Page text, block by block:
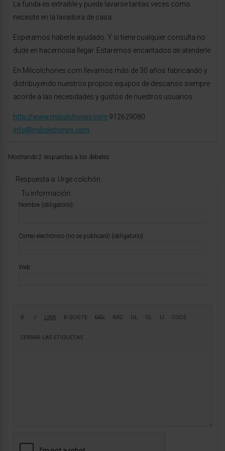
La funda es extraible y puede lavarse tantas veces como
necesite en la lavadora de casa.
Esperamos haberle ayudado. Y si tiene cualquier consulta no
dude en hacérnosla llegar. Estaremos encantados de atenderle.
En Milcolchones.com llevamos más de 30 años fabricando y
distribuyendo nuestros propios equipos de descanso siempre
acorde a las necesidades y gustos de nuestros usuarios.
http://www.milcolchones.com 912629080
info@milcolchones.com
Mostrando 2 respuestas a los debates
Respuesta a: Urge colchón
Tu información:
Nombre (obligatorio):
Correo electrónico (no se publicará) (obligatorio):
Web: